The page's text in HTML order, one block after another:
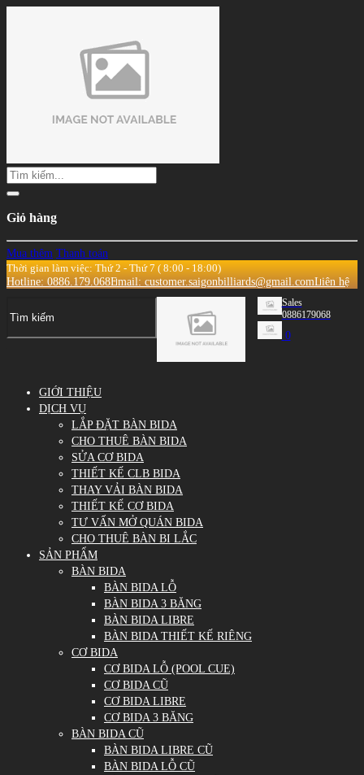
Giỏ hàng
Mua thêm Thanh toán
Thời gian làm việc: Thứ 2 - Thứ 7 ( 8:00 - 18:00)
Hotline: 0886.179.068Email: customer.saigonbilliards@gmail.comLiên hệ
Sales
0886179068
0
GIỚI THIỆU
DỊCH VỤ
LẮP ĐẶT BÀN BIDA
CHO THUÊ BÀN BIDA
SỬA CƠ BIDA
THIẾT KẾ CLB BIDA
THAY VẢI BÀN BIDA
THIẾT KẾ CƠ BIDA
TƯ VẤN MỞ QUÁN BIDA
CHO THUÊ BÀN BI LẮC
SẢN PHẨM
BÀN BIDA
BÀN BIDA LỖ
BÀN BIDA 3 BĂNG
BÀN BIDA LIBRE
BÀN BIDA THIẾT KẾ RIÊNG
CƠ BIDA
CƠ BIDA LỖ (POOL CUE)
CƠ BIDA CŨ
CƠ BIDA LIBRE
CƠ BIDA 3 BĂNG
BÀN BIDA CŨ
BÀN BIDA LIBRE CŨ
BÀN BIDA LỖ CŨ